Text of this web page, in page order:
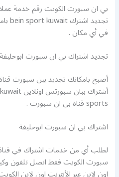
بي ان سبورت الكويت رقم خدمة
تجديد اشترك bein sport kuwait بامكانك تجديد
في أي مكان .
تجديد اشتراك بي ان سبورت ابوحليفة
أصبح بامكانك تجديد بين سبورت
sports قناة بي ان سبورت .
اشتراك بي ان سبورت ابوحليفة
لطلب أي من خدمات اشتراك في
سبورت الكويت فقط اتصل تلفون